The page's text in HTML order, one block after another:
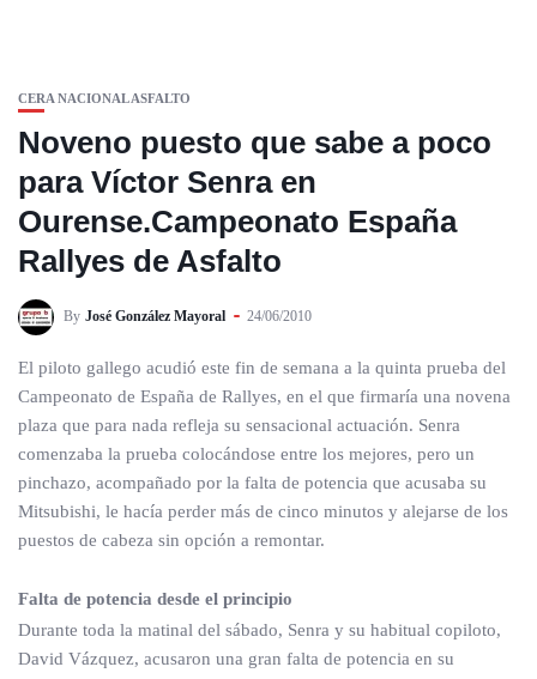
CERA NACIONAL ASFALTO
Noveno puesto que sabe a poco
para Víctor Senra en
Ourense.Campeonato España
Rallyes de Asfalto
By José González Mayoral 24/06/2010
El piloto gallego acudió este fin de semana a la quinta prueba del
Campeonato de España de Rallyes, en el que firmaría una novena
plaza que para nada refleja su sensacional actuación. Senra
comenzaba la prueba colocándose entre los mejores, pero un
pinchazo, acompañado por la falta de potencia que acusaba su
Mitsubishi, le hacía perder más de cinco minutos y alejarse de los
puestos de cabeza sin opción a remontar.
Falta de potencia desde el principio
Durante toda la matinal del sábado, Senra y su habitual copiloto,
David Vázquez, acusaron una gran falta de potencia en su